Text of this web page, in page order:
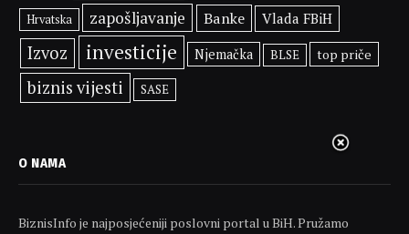
Hrvatska zapošljavanje Banke Vlada FBiH
Izvoz investicije Njemačka BLSE top priče
biznis vijesti SASE
O NAMA
BiznisInfo je najposjećeniji poslovni portal u BiH. Pružamo